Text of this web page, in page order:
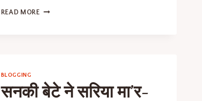
READ MORE
BLOGGING
सनकी बेटे ने सरिया मा’र-